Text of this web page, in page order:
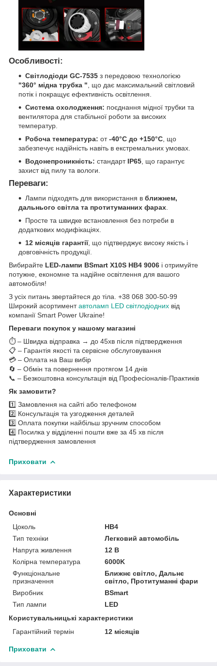
Особливості:
Світлодіоди GC-7535 з передовою технологією
"360° мідна трубка " , що дає максимальний світловий
потік і покращує ефективність освітлення.
Система охолодження: поєднання мідної трубки та
вентилятора для стабільної роботи за високих
температур.
Робоча температура: от-40°C до +150°C , що
забезпечує надійність навіть в екстремальних умовах.
Водонепроникність: стандарт IP65 , що гарантує
захист від пилу та вологи.
Переваги:
Лампи підходять для використання в ближнем,
дальнього світла та протитуманних фарах
Просте та швидке встановлення без потреби в
додаткових модифікаціях.
12 місяців гарантії, що підтверджує високу якість і
довговічність продукції.
Вибирайте LED-лампи BSmart X10S HB4 9006 і отримуйте
потужне, економне та надійне освітлення для вашого
автомобіля!
З усіх питань звертайтеся до тіла. +38 068 300-50-99
Широкий асортиментавтоламп LED світлодіодних від
компанії Smart Power Ukraine!
Переваги покупок у нашому магазині
⏱️ – Швидка відправка → до 45хв після підтвердження
📋 – Гарантія якості та сервісне обслуговування
💳 – Оплата на Ваш вибір
🔄 – Обмін та повернення протягом 14 днів
📞 – Безкоштовна консультація від Професіоналів-Практиків
Як замовити?
1️⃣ Замовлення на сайті або телефоном
2️⃣ Консультація та узгодження деталей
3️⃣ Оплата покупки найбільш зручним способом
4️⃣ Посилка у відділенні пошти вже за 45 хв після
підтвердження замовлення
Приховати
Характеристики
Основні
Цоколь
HB4
Тип техніки
Легковий автомобіль
Напруга живлення
12 В
Колірна температура
6000K
Функціональне
призначення
Ближнє світло, Дальнє
світло, Протитуманні фари
Виробник
BSmart
Тип лампи
LED
Користувальницькі характеристики
Гарантійний термін
12 місяців
Приховати